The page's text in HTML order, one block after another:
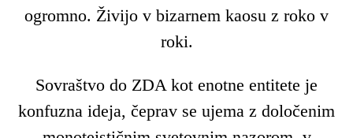
ogromno. Živijo v bizarnem kaosu z roko v
roki.
Sovraštvo do ZDA kot enotne entitete je
konfuzna ideja, čeprav se ujema z določenim